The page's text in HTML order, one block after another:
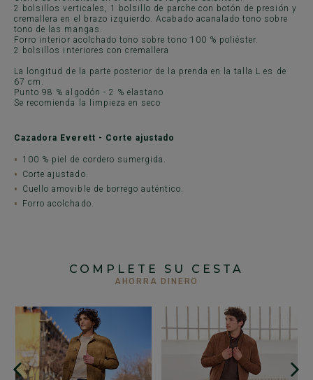
2 bolsillos verticales, 1 bolsillo de parche con botón de presión y
cremallera en el brazo izquierdo. Acabado acanalado tono sobre
tono de las mangas.
Forro interior acolchado tono sobre tono 100 % poliéster.
2 bolsillos interiores con cremallera
La longitud de la parte posterior de la prenda en la talla L es de
67 cm.
Punto 98 % algodón - 2 % elastano
Se recomienda la limpieza en seco
Cazadora Everett - Corte ajustado
100 % piel de cordero sumergida.
Corte ajustado.
Cuello amovible de borrego auténtico.
Forro acolchado.
COMPLETE SU CESTA
AHORRA DINERO